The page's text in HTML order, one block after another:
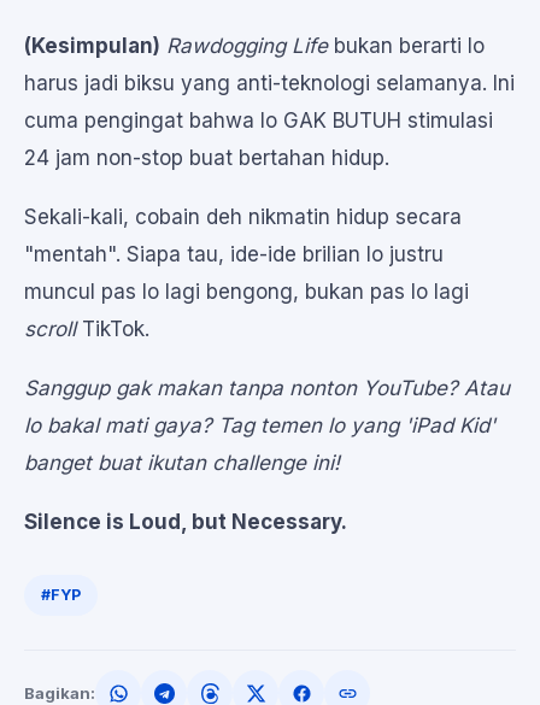
(Kesimpulan) Rawdogging Lifebukan berarti lo
harus jadi biksu yang anti-teknologi selamanya. Ini
cuma pengingat bahwa lo GAK BUTUH stimulasi
24 jam non-stop buat bertahan hidup.
Sekali-kali, cobain deh nikmatin hidup secara
"mentah". Siapa tau, ide-ide brilian lo justru
muncul pas lo lagi bengong, bukan pas lo lagi
scrollTikTok.
Sanggup gak makan tanpa nonton YouTube? Atau
lo bakal mati gaya? Tag temen lo yang 'iPad Kid'
banget buat ikutan challenge ini!
Silence is Loud, but Necessary.
#FYP
Bagikan: